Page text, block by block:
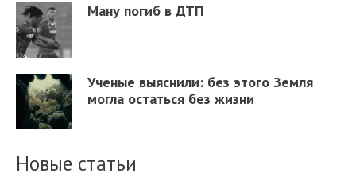
Ману погиб в ДТП
Ученые выяснили: без этого Земля
могла остаться без жизни
Новые статьи